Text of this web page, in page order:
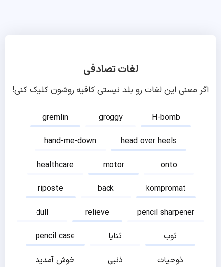
لغات تصادفی
اگر معنی این لغات رو بلد نیستی کافیه روشون کلیک کنی!
gremlin groggy
H-bomb
hand-me-down
head over heels
healthcare
motor
onto
riposte
back
kompromat
dull
relieve
pencil sharpener
pencil case
ثنایا
ثوب
خوش آمدید
ذنبی
ذوحیات